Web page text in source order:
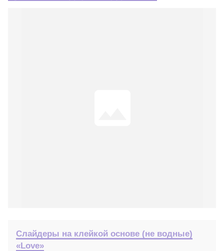
Слайдеры на клейкой основе (не водные)
«Love»